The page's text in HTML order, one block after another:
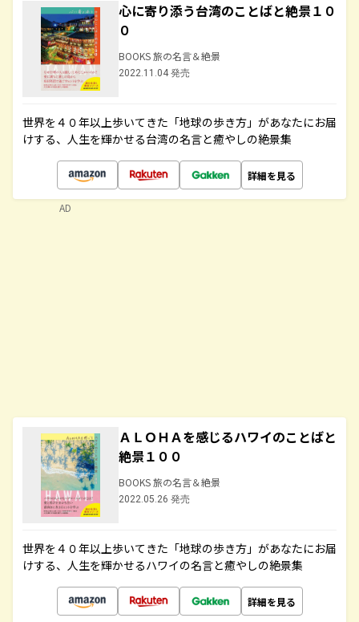
心に寄り添う台湾のことばと絶景１０
０
BOOKS 旅の名言＆絶景
2022.11.04 発売
世界を４０年以上歩いてきた「地球の歩き方」があなたにお届
けする、人生を輝かせる台湾の名言と癒やしの絶景集
詳細を見る
ＡＬＯＨＡを感じるハワイのことばと
絶景１００
BOOKS 旅の名言＆絶景
2022.05.26 発売
世界を４０年以上歩いてきた「地球の歩き方」があなたにお届
けする、人生を輝かせるハワイの名言と癒やしの絶景集
詳細を見る
AD